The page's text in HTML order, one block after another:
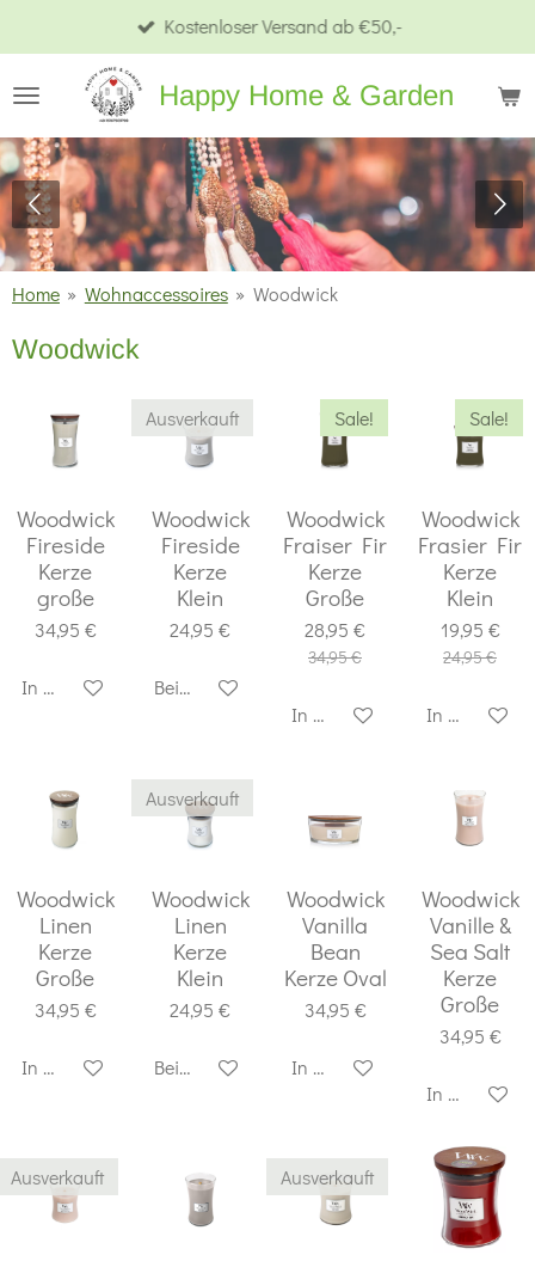
Hauptinhalt
springen
Happy Home & Garden
Kostenloser Versand ab €50,-
Home » Wohnaccessoires » Woodwick
Woodwick
Woodwick
Fireside
Kerze
große
34,95 €
In den Warenkorb
Ausverkauft
Woodwick
Fireside
Kerze
Klein
24,95 €
Bei Verfügbarkeit benachrichtigen
Sale!
Woodwick
Fraiser Fir
Kerze
Große
28,95 €
34,95 €
In den Warenkorb
Sale!
Woodwick
Frasier Fir
Kerze
Klein
19,95 €
24,95 €
In den
Woodwick
Linen
Kerze
Große
34,95 €
In den Warenkorb
Ausverkauft
Woodwick
Linen
Kerze
Klein
24,95 €
Bei Verfügbarkeit benachrichtigen
Woodwick
Vanilla
Bean
Kerze Oval
34,95 €
In den Warenkorb
Woodwick
Vanille &
Sea Salt
Kerze
Große
34,95 €
In den
Ausverkauft Ausverkauft